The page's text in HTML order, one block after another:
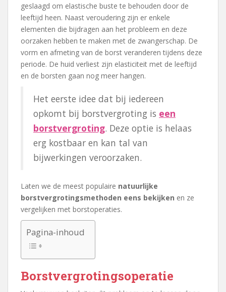
geslaagd om elastische buste te behouden door de
leeftijd heen. Naast veroudering zijn er enkele
elementen die bijdragen aan het probleem en deze
oorzaken hebben te maken met de zwangerschap. De
vorm en afmeting van de borst veranderen tijdens deze
periode. De huid verliest zijn elasticiteit met de leeftijd
en de borsten gaan nog meer hangen.
Het eerste idee dat bij iedereen
opkomt bij borstvergroting is een
borstvergroting. Deze optie is helaas
erg kostbaar en kan tal van
bijwerkingen veroorzaken.
Laten we de meest populaire natuurlijke
borstvergrotingsmethoden eens bekijken en ze
vergelijken met borstoperaties.
Pagina-inhoud
Borstvergrotingsoperatie